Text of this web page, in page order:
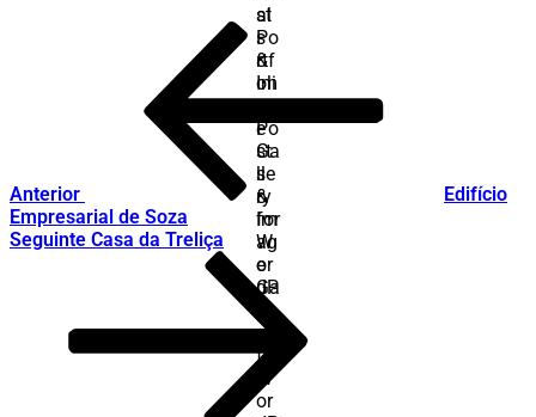
Anterior
Edifício
Empresarial de Soza
Conteúdo
Seguinte Casa da Treliça